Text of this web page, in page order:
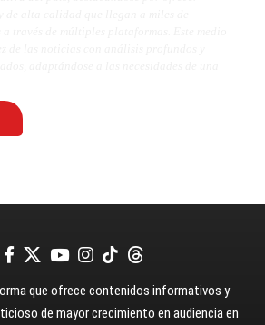
que ofrece contenidos informativos y
de mayor crecimiento en audiencia en